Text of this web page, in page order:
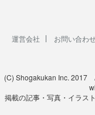
運営会社 お問い合わ
(C) Shogakukan Inc. 2017
掲載の記事・写真・イラス